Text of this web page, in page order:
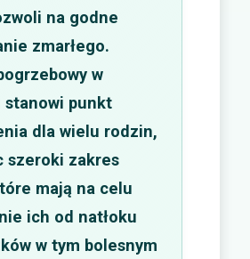
na godne
zmarłego.
w
stanowi punkt
dla wielu rodzin,
szeroki zakres
mają na celu
ich od natłoku
w tym bolesnym